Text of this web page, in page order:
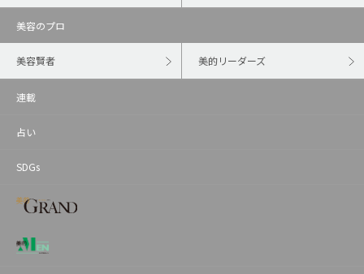
美容のプロ
美容賢者 美的リーダーズ
連載
占い
SDGs